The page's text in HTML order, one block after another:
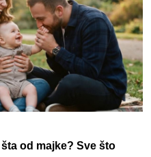
od majke? Sve što